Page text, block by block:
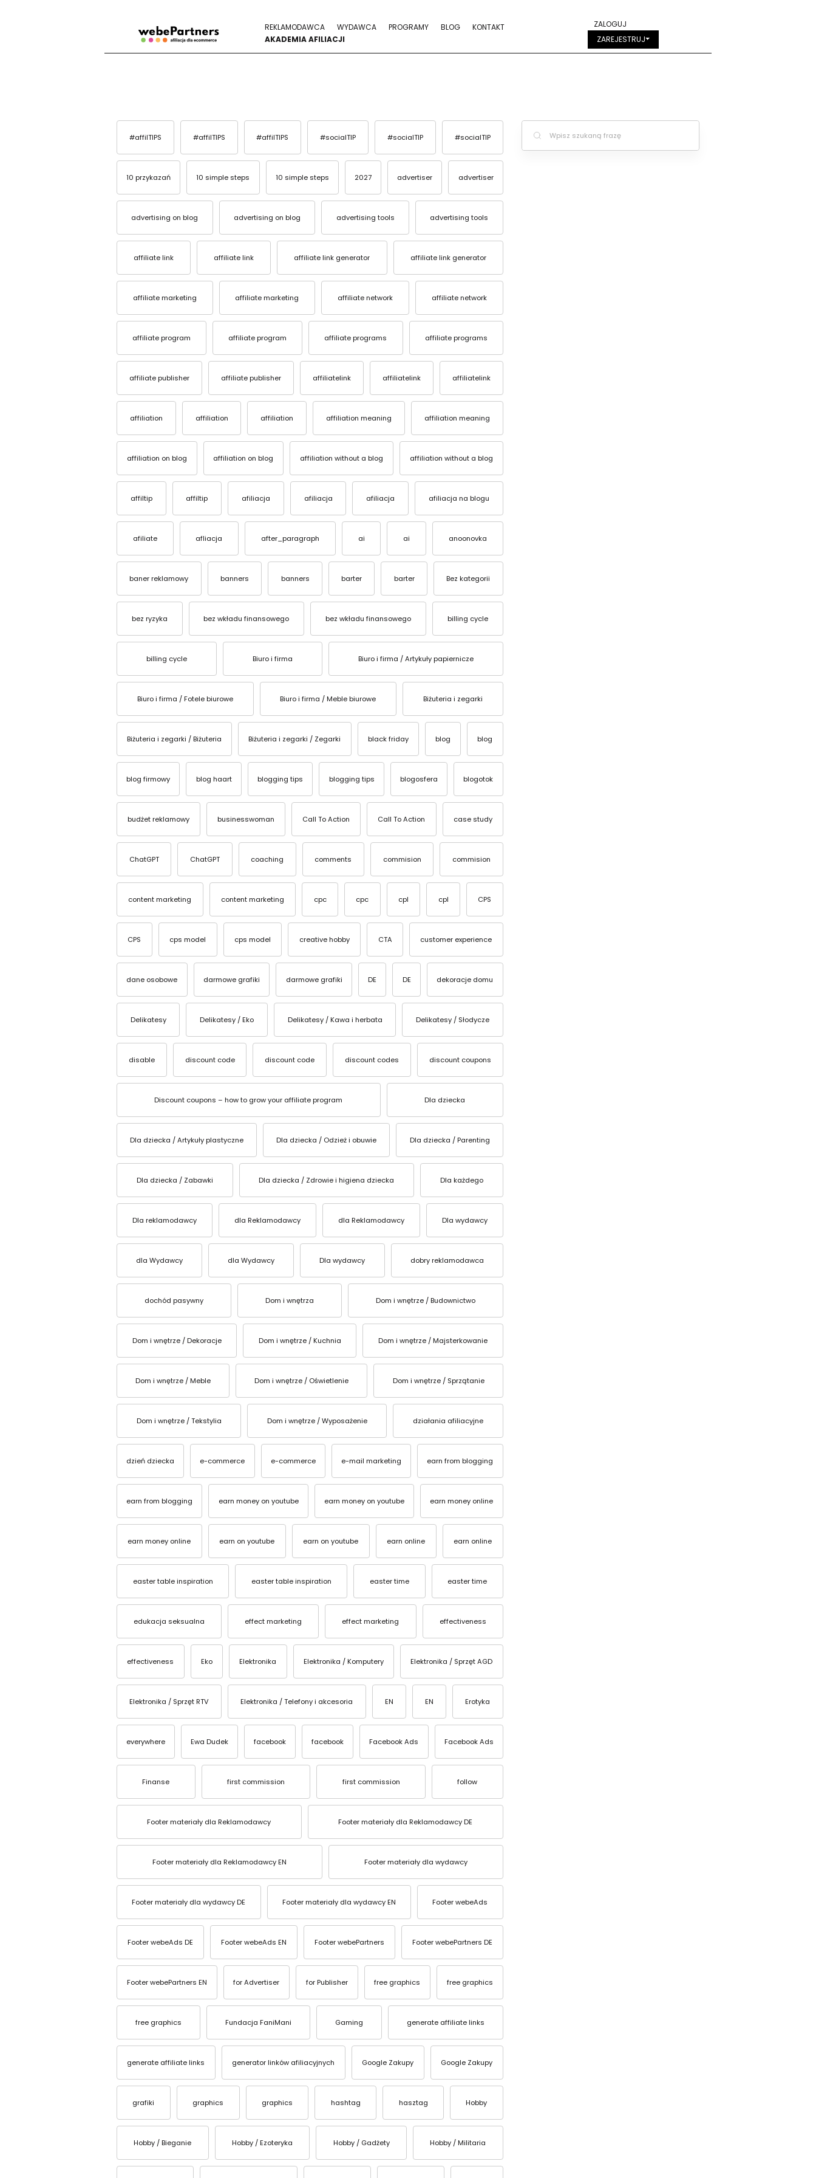
ZALOGUJ
ZAREJESTRUJ
REKLAMODAWCA WYDAWCA PROGRAMY BLOG
KONTAKT
AKADEMIA AFILIACJI
#affilTIPS #affilTIPS #affilTIPS #socialTIP #socialTIP #socialTIP
10 przykazań 10 simple steps 10 simple steps 2027 advertiser advertiser
advertising on blog advertising on blog advertising tools advertising tools
affiliate link affiliate link affiliate link generator affiliate link generator
affiliate marketing affiliate marketing affiliate network affiliate network
affiliate program affiliate program affiliate programs affiliate programs
affiliate publisher affiliate publisher affiliatelink affiliatelink affiliatelink
affiliation affiliation affiliation affiliation meaning affiliation meaning
affiliation on blog affiliation on blog affiliation without a blog affiliation without a blog
affiltip affiltip afiliacja afiliacja afiliacja afiliacja na blogu
afiliate afliacja after_paragraph ai ai anoonovka
baner reklamowy banners banners barter barter Bez kategorii
bez ryzyka bez wkładu finansowego bez wkładu finansowego billing cycle
billing cycle Biuro i firma Biuro i firma / Artykuły papiernicze
Biuro i firma / Fotele biurowe Biuro i firma / Meble biurowe Biżuteria i zegarki
Biżuteria i zegarki / Biżuteria Biżuteria i zegarki / Zegarki black friday blog blog
blog firmowy blog haart blogging tips blogging tips blogosfera blogotok
budżet reklamowy businesswoman Call To Action Call To Action case study
ChatGPT ChatGPT coaching comments commision commision
content marketing content marketing cpc cpc cpl cpl CPS
CPS cps model cps model creative hobby CTA customer experience
dane osobowe darmowe grafiki darmowe grafiki DE DE dekoracje domu
Delikatesy Delikatesy / Eko Delikatesy / Kawa i herbata Delikatesy / Słodycze
disable discount code discount code discount codes discount coupons
Discount coupons – how to grow your affiliate program Dla dziecka
Dla dziecka / Artykuły plastyczne Dla dziecka / Odzież i obuwie Dla dziecka / Parenting
Dla dziecka / Zabawki Dla dziecka / Zdrowie i higiena dziecka Dla każdego
Dla reklamodawcy dla Reklamodawcy dla Reklamodawcy Dla wydawcy
dla Wydawcy dla Wydawcy Dla wydawcy dobry reklamodawca
dochód pasywny Dom i wnętrza Dom i wnętrze / Budownictwo
Dom i wnętrze / Dekoracje Dom i wnętrze / Kuchnia Dom i wnętrze / Majsterkowanie
Dom i wnętrze / Meble Dom i wnętrze / Oświetlenie Dom i wnętrze / Sprzątanie
Dom i wnętrze / Tekstylia Dom i wnętrze / Wyposażenie działania afiliacyjne
dzień dziecka e-commerce e-commerce e-mail marketing earn from blogging
earn from blogging earn money on youtube earn money on youtube earn money online
earn money online earn on youtube earn on youtube earn online earn online
easter table inspiration easter table inspiration easter time easter time
edukacja seksualna effect marketing effect marketing effectiveness
effectiveness Eko Elektronika Elektronika / Komputery Elektronika / Sprzęt AGD
Elektronika / Sprzęt RTV Elektronika / Telefony i akcesoria EN EN Erotyka
everywhere Ewa Dudek facebook facebook Facebook Ads Facebook Ads
Finanse first commission first commission follow
Footer materiały dla Reklamodawcy Footer materiały dla Reklamodawcy DE
Footer materiały dla Reklamodawcy EN Footer materiały dla wydawcy
Footer materiały dla wydawcy DE Footer materiały dla wydawcy EN Footer webeAds
Footer webeAds DE Footer webeAds EN Footer webePartners Footer webePartners DE
Footer webePartners EN for Advertiser for Publisher free graphics free graphics
free graphics Fundacja FaniMani Gaming generate affiliate links
generate affiliate links generator linków afiliacyjnych Google Zakupy Google Zakupy
grafiki graphics graphics hashtag hasztag Hobby
Hobby / Bieganie Hobby / Ezoteryka Hobby / Gadżety Hobby / Militaria